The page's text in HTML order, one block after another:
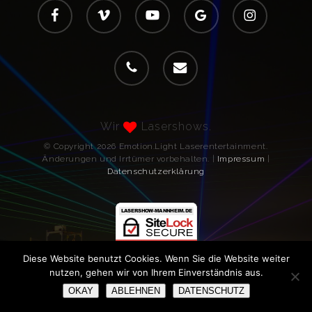
facebook vimeo youtube
google-
plus
instagram
phone email
Wir Lasershows.
© Copyright 2026 Emotion.Light Laserentertainment.
Änderungen und Irrtümer vorbehalten. | Impressum
Datenschutzerklärung
Diese Website benutzt Cookies. Wenn Sie die Website weiter
nutzen, gehen wir von Ihrem Einverständnis aus.
OKAY ABLEHNEN DATENSCHUTZ